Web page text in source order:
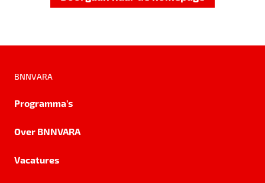
BNNVARA
Programma's
Over BNNVARA
Vacatures